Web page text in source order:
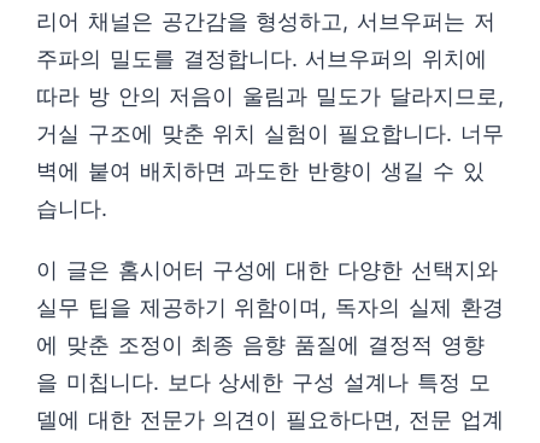
리어 채널은 공간감을 형성하고, 서브우퍼는 저
주파의 밀도를 결정합니다. 서브우퍼의 위치에
따라 방 안의 저음이 울림과 밀도가 달라지므로,
거실 구조에 맞춘 위치 실험이 필요합니다. 너무
벽에 붙여 배치하면 과도한 반향이 생길 수 있
습니다.
이 글은 홈시어터 구성에 대한 다양한 선택지와
실무 팁을 제공하기 위함이며, 독자의 실제 환경
에 맞춘 조정이 최종 음향 품질에 결정적 영향
을 미칩니다. 보다 상세한 구성 설계나 특정 모
델에 대한 전문가 의견이 필요하다면, 전문 업계